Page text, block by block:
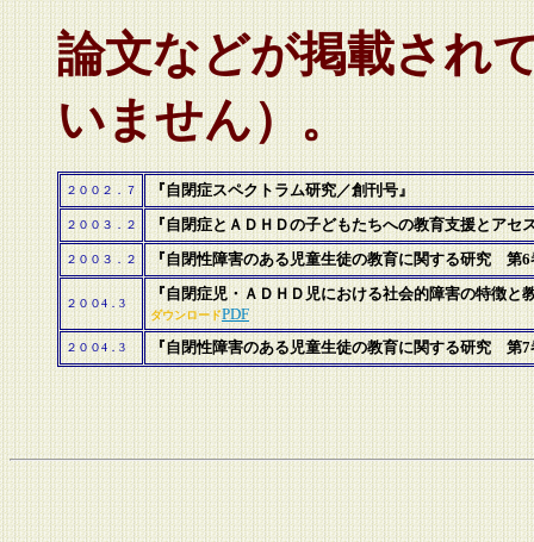
論文などが掲載され
いません）。
２００２．７ 『自閉症スペクトラム研究／創刊号』
２００３．２ 『自閉症とＡＤＨＤの子どもたちへの教育支援とアセ
２００３．２ 『自閉性障害のある児童生徒の教育に関する研究 第6
２００4．3
『自閉症児・ＡＤＨＤ児における社会的障害の特徴と
ダウンロードPDF
２００4．3 『自閉性障害のある児童生徒の教育に関する研究 第7